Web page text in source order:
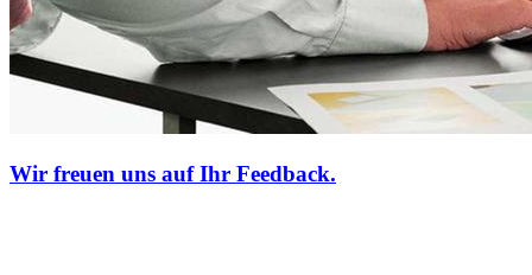
Wir freuen uns auf Ihr Feedback.